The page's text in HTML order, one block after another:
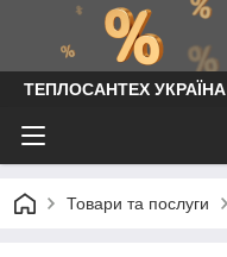
ТЕПЛОСАНТЕХ УКРАЇНА
Товари та послуги